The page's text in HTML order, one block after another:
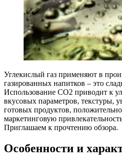
Углекислый газ применяют в
газированных напитков – это
Использование СО2 приводит к
вкусовых параметров, текстуры,
готовых продуктов,
маркетинговую
Приглашаем к прочтению обзора.
Особенности и